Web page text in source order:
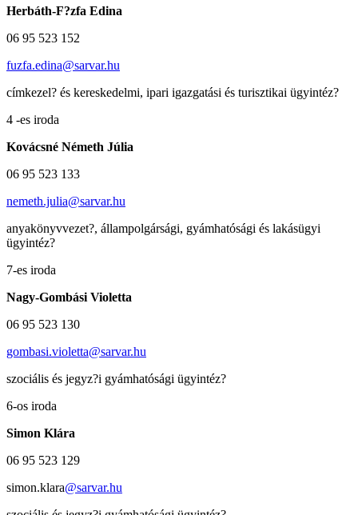
Herbáth-F?zfa Edina
06 95 523 152
fuzfa.edina@sarvar.hu
címkezel? és kereskedelmi, ipari igazgatási és turisztikai ügyintéz?
4 -es iroda
Kovácsné Németh Júlia
06 95 523 133
nemeth.julia@sarvar.hu
anyakönyvvezet?, állampolgársági, gyámhatósági és lakásügyi
ügyintéz?
7-es iroda
Nagy-Gombási Violetta
06 95 523 130
gombasi.violetta@sarvar.hu
szociális és jegyz?i gyámhatósági ügyintéz?
6-os iroda
Simon Klára
06 95 523 129
simon.klara@sarvar.hu